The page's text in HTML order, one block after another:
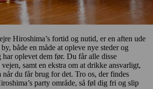
Hiroshima’s fortid og nutid, er en aften ude
både en måde at opleve nye steder og
oplevet dem før. Du får alle disse
samt en ekstra om at drikke ansvarligt,
når du får brug for det. Tro os, der findes
party område, så føl dig fri og slip